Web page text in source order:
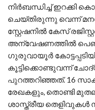
നിര്‍ബന്ധിച്ച് ഇറക്കി
ചെയ്തിരുന്നു വെന്ന്
സ്റ്റേഷനില്‍ കേസ്
അന്വേഷണത്തില്‍
ഗുരുവായൂര്‍
കൂട്ടിക്കൊണ്ടുവന്ന്
പുറത്തറിഞ്ഞത്. 16
രേഖകളും, തൊണ്ടി
ശാസ്ത്രീയ